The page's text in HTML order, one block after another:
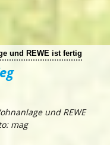
und REWE ist fertig
und REWE
mag